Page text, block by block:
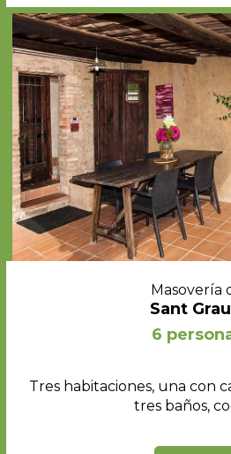
Masovería
Sant
6
Tres habitaciones, una con
tres baños,